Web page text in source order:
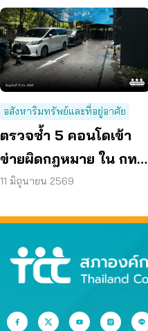
อสังหาริมทรัพย์และที่อยู่อาศัย
ตรวจซ้ำ 5 คอนโดเข้า
ข่ายผิดกฎหมาย ใน กทม.
พบยังไม่แก้ไข ปล่อยผู้
11 มิถุนายน 2569